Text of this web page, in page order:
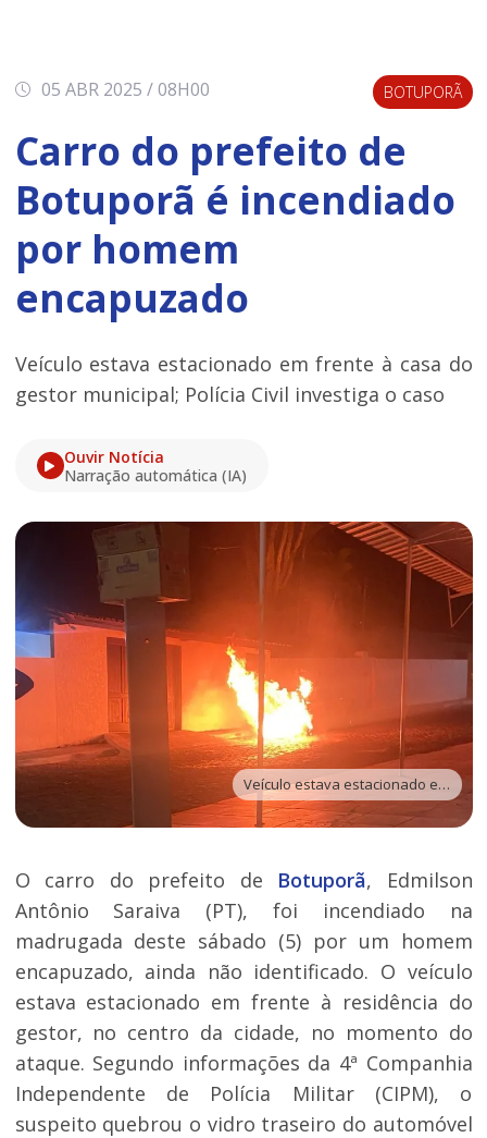
05 ABR 2025 / 08H00 BOTUPORÃ
Carro do prefeito de
Botuporã é incendiado
por homem
encapuzado
Veículo estava estacionado em frente à casa do
gestor municipal; Polícia Civil investiga o caso
Ouvir Notícia
Narração automática (IA)
Veículo estava estacionado em frente à casa do gestor - Foto: Reprodução | Redes Sociais
O carro do prefeito de Botuporã, Edmilson
Antônio Saraiva (PT), foi incendiado na
madrugada deste sábado (5) por um homem
encapuzado, ainda não identificado. O veículo
estava estacionado em frente à residência do
gestor, no centro da cidade, no momento do
ataque. Segundo informações da 4ª Companhia
Independente de Polícia Militar (CIPM), o
suspeito quebrou o vidro traseiro do automóvel